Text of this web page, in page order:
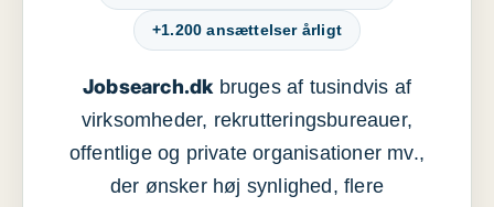
+1.200 ansættelser årligt
Jobsearch.dkbruges af tusindvis af
virksomheder, rekrutteringsbureauer,
offentlige og private organisationer mv.,
der ønsker høj synlighed, flere